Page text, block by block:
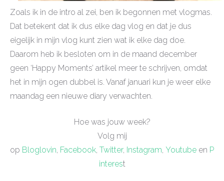
Zoals ik in de intro al zei, ben ik begonnen met vlogmas.
Dat betekent dat ik dus elke dag vlog en dat je dus
eigelijk in mijn vlog kunt zien wat ik elke dag doe.
Daarom heb ik besloten om in de maand december
geen ‘Happy Moments’ artikel meer te schrijven, omdat
het in mijn ogen dubbel is. Vanaf januari kun je weer elke
maandag een nieuwe diary verwachten.
Hoe was jouw week?
Volg mij
op Bloglovin, Facebook, Twitter, Instagram, Youtube en P
interest